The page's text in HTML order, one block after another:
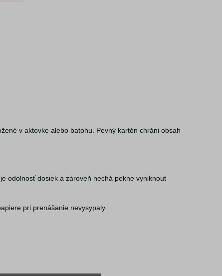
v aktovke alebo batohu. Pevný kartón chráni obsah
odolnosť dosiek a zároveň nechá pekne vyniknout
pri prenášanie nevysypaly.